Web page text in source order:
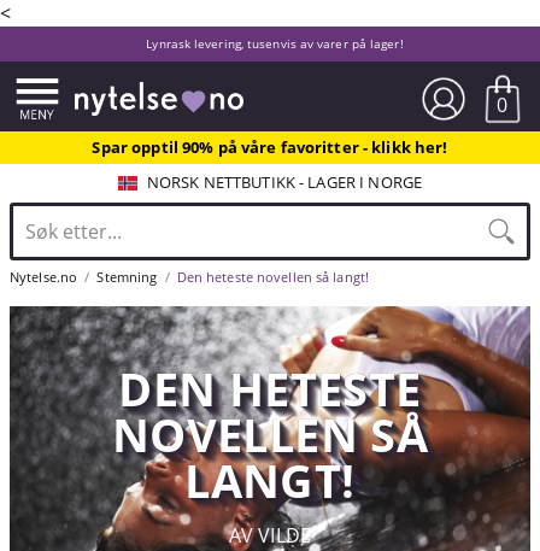
<
Lynrask levering, tusenvis av varer på lager!
0
Spar opptil 90% på våre favoritter - klikk her!
NORSK NETTBUTIKK - LAGER I NORGE
Nytelse.no Stemning Den heteste novellen så langt!
DEN HETESTE
NOVELLEN SÅ
LANGT!
AV VILDE